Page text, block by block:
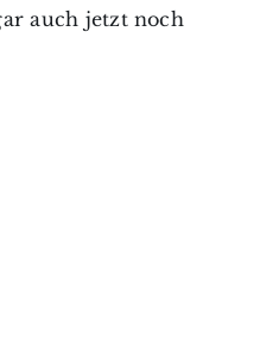
auch jetzt noch